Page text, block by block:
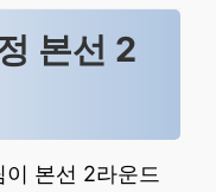
본선 2
본선 2라운드